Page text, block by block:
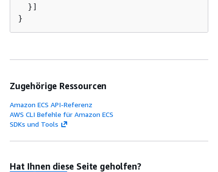
  }]
}
Zugehörige Ressourcen
Amazon ECS API-Referenz
AWS CLI Befehle für Amazon ECS
SDKs und Tools
Hat Ihnen diese Seite geholfen?